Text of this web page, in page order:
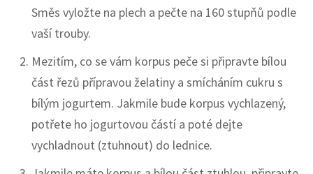
Směs vyložte na plech a pečte na 160 stupňů podle
vaší trouby.
Mezitím, co se vám korpus peče si připravte bílou
část řezů přípravou želatiny a smícháním cukru s
bílým jogurtem. Jakmile bude korpus vychlazený,
potřete ho jogurtovou částí a poté dejte
vychladnout (ztuhnout) do lednice.